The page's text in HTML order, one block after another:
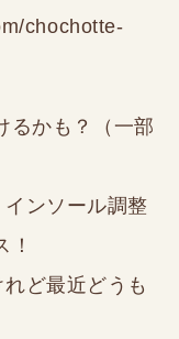
chochotte-
るかも？（一部
ンソール調整
ど最近どうも